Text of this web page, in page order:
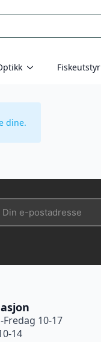
Fiskeutstyr
dine.
10-17
14